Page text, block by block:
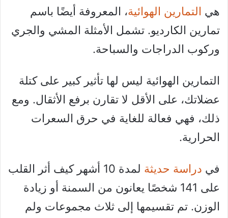
هي التمارين الهوائية، المعروفة أيضًا باسم
تمارين الكارديو. تشمل الأمثلة المشي والجري
وركوب الدراجات والسباحة.
التمارين الهوائية ليس لها تأثير كبير على كتلة
عضلاتك، على الأقل لا تقارن برفع الأثقال. ومع
ذلك، فهي فعالة للغاية في حرق السعرات
الحرارية.
في دراسة حديثة
لمدة 10 أشهر كيف أثر القلب
على 141 شخصًا يعانون من السمنة أو زيادة
الوزن. تم تقسيمها إلى ثلاث مجموعات ولم